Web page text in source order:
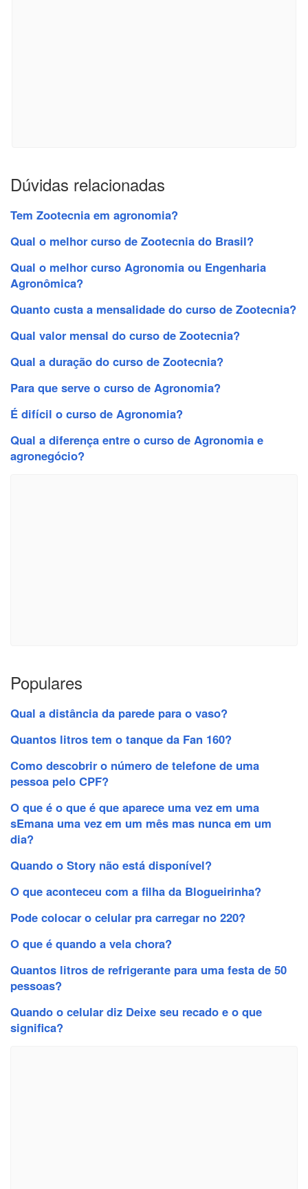
Dúvidas relacionadas
Tem Zootecnia em agronomia?
Qual o melhor curso de Zootecnia do Brasil?
Qual o melhor curso Agronomia ou Engenharia
Agronômica?
Quanto custa a mensalidade do curso de Zootecnia?
Qual valor mensal do curso de Zootecnia?
Qual a duração do curso de Zootecnia?
Para que serve o curso de Agronomia?
É difícil o curso de Agronomia?
Qual a diferença entre o curso de Agronomia e
agronegócio?
Populares
Qual a distância da parede para o vaso?
Quantos litros tem o tanque da Fan 160?
Como descobrir o número de telefone de uma
pessoa pelo CPF?
O que é o que é que aparece uma vez em uma
sEmana uma vez em um mês mas nunca em um
dia?
Quando o Story não está disponível?
O que aconteceu com a filha da Blogueirinha?
Pode colocar o celular pra carregar no 220?
O que é quando a vela chora?
Quantos litros de refrigerante para uma festa de 50
pessoas?
Quando o celular diz Deixe seu recado e o que
significa?